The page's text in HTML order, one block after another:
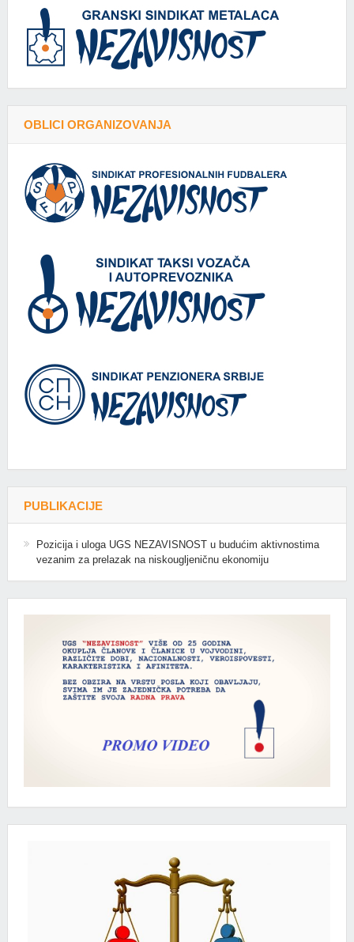
OBLICI ORGANIZOVANJA
PUBLIKACIJE
Pozicija i uloga UGS NEZAVISNOST u budućim aktivnostima
vezanim za prelazak na niskougljeničnu ekonomiju